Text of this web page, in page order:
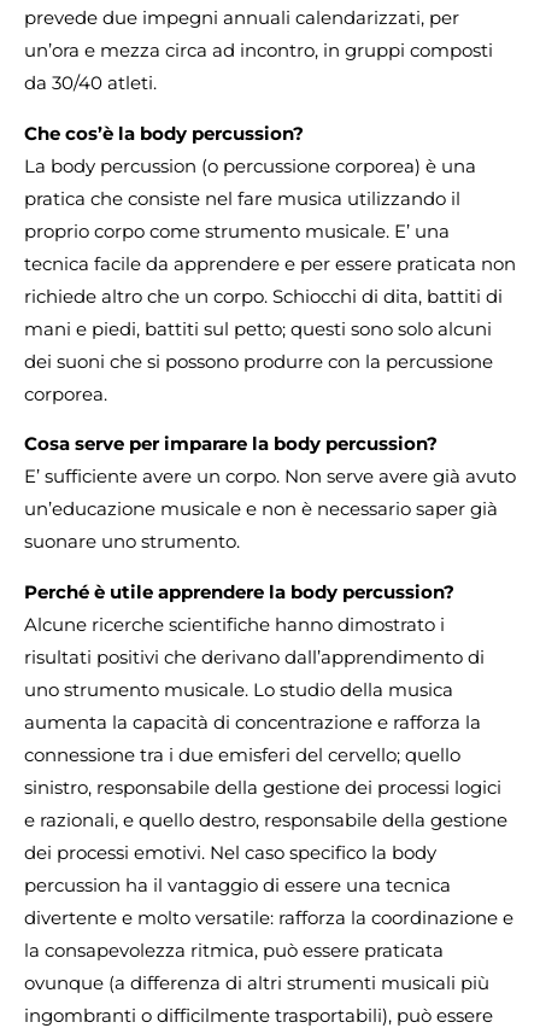
prevede due impegni annuali calendarizzati, per
un’ora e mezza circa ad incontro, in gruppi composti
da 30/40 atleti.
Che cos’è la body percussion?
La body percussion (o percussione corporea) è una
pratica che consiste nel fare musica utilizzando il
proprio corpo come strumento musicale. E’ una
tecnica facile da apprendere e per essere praticata non
richiede altro che un corpo. Schiocchi di dita, battiti di
mani e piedi, battiti sul petto; questi sono solo alcuni
dei suoni che si possono produrre con la percussione
corporea.
Cosa serve per imparare la body percussion?
E’ sufficiente avere un corpo. Non serve avere già avuto
un’educazione musicale e non è necessario saper già
suonare uno strumento.
Perché è utile apprendere la body percussion?
Alcune ricerche scientifiche hanno dimostrato i
risultati positivi che derivano dall’apprendimento di
uno strumento musicale. Lo studio della musica
aumenta la capacità di concentrazione e rafforza la
connessione tra i due emisferi del cervello; quello
sinistro, responsabile della gestione dei processi logici
e razionali, e quello destro, responsabile della gestione
dei processi emotivi. Nel caso specifico la body
percussion ha il vantaggio di essere una tecnica
divertente e molto versatile: rafforza la coordinazione e
la consapevolezza ritmica, può essere praticata
ovunque (a differenza di altri strumenti musicali più
ingombranti o difficilmente trasportabili), può essere